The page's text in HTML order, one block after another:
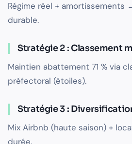
Régime réel +
durable.
Stratégie 2 : Classement
Maintien abattement 71 % via
préfectoral (étoiles).
Stratégie 3 :
Mix Airbnb (haute saison) +
durée.